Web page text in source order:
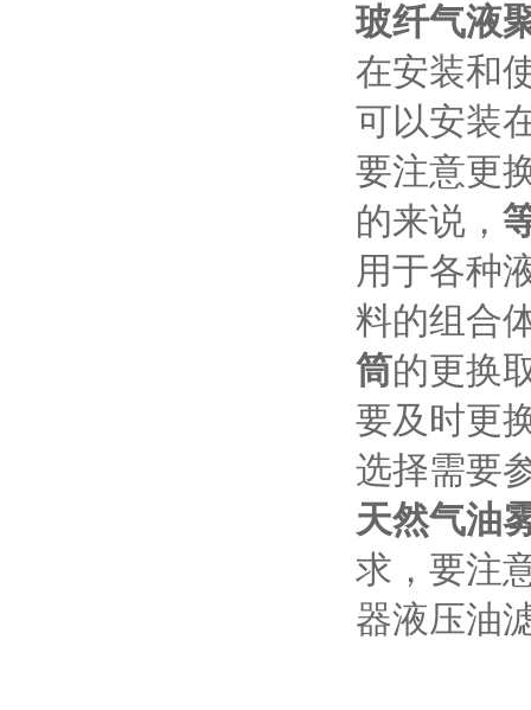
玻纤气液
在安装和
可以安装
要注意更
的来说，
用于各种
料的组合
筒的更换
要及时更
选择需要
天然气油
求，要注
器液压油